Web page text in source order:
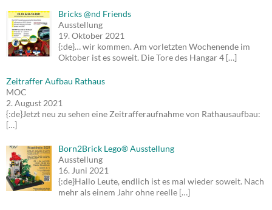
Bricks @nd Friends
Ausstellung
19. Oktober 2021
{:de}… wir kommen. Am vorletzten Wochenende im
Oktober ist es soweit. Die Tore des Hangar 4 […]
Zeitraffer Aufbau Rathaus
MOC
2. August 2021
{:de}Jetzt neu zu sehen eine Zeitrafferaufnahme von Rathausaufbau:
[…]
Born2Brick Lego® Ausstellung
Ausstellung
16. Juni 2021
{:de}Hallo Leute, endlich ist es mal wieder soweit. Nach
mehr als einem Jahr ohne reelle […]